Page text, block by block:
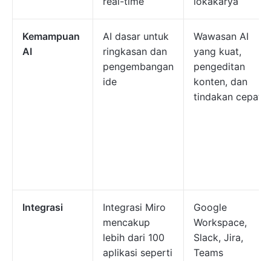
Kemampuan
AI
AI dasar untuk
ringkasan dan
pengembangan
ide
Wawasan AI
yang kuat,
pengeditan
konten, dan
tindakan cepat
Integrasi
Integrasi Miro
mencakup
lebih dari 100
aplikasi seperti
Google
Workspace,
Slack, Jira,
Teams